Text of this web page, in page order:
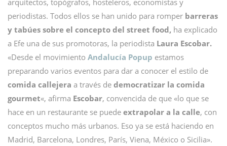
arquitectos, topógrafos, hosteleros, economistas y
periodistas. Todos ellos se han unido para romper barreras
y tabúes sobre el concepto del street food, ha explicado
a Efe una de sus promotoras, la periodista Laura Escobar.
«Desde el movimiento Andalucía Popup estamos
preparando varios eventos para dar a conocer el estilo de
comida callejera a través de democratizar la comida
gourmet«, afirma Escobar, convencida de que «lo que se
hace en un restaurante se puede extrapolar a la calle, con
conceptos mucho más urbanos. Eso ya se está haciendo en
Madrid, Barcelona, Londres, París, Viena, México o Sicilia».